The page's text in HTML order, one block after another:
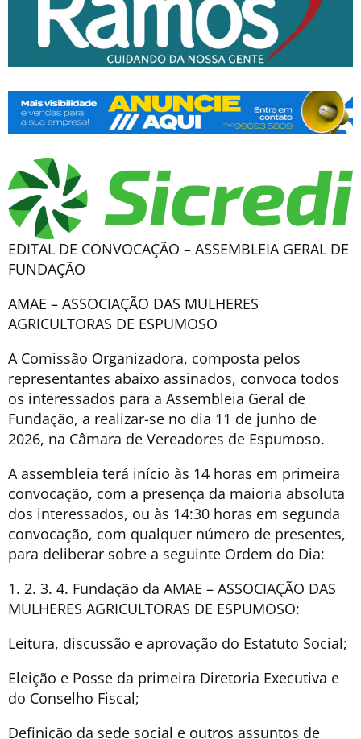
EDITAL DE CONVOCAÇÃO – ASSEMBLEIA GERAL DE
FUNDAÇÃO
AMAE – ASSOCIAÇÃO DAS MULHERES
AGRICULTORAS DE ESPUMOSO
A Comissão Organizadora, composta pelos
representantes abaixo assinados, convoca todos
os interessados para a Assembleia Geral de
Fundação, a realizar-se no dia 11 de junho de
2026, na Câmara de Vereadores de Espumoso.
A assembleia terá início às 14 horas em primeira
convocação, com a presença da maioria absoluta
dos interessados, ou às 14:30 horas em segunda
convocação, com qualquer número de presentes,
para deliberar sobre a seguinte Ordem do Dia:
1. 2. 3. 4. Fundação da AMAE – ASSOCIAÇÃO DAS
MULHERES AGRICULTORAS DE ESPUMOSO:
Leitura, discussão e aprovação do Estatuto Social;
Eleição e Posse da primeira Diretoria Executiva e
do Conselho Fiscal;
Definição da sede social e outros assuntos de